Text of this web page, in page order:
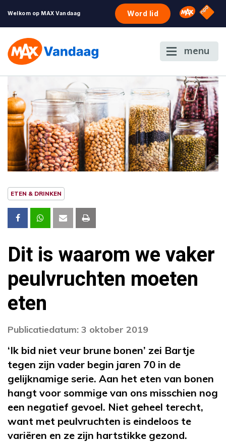
Welkom op MAX Vandaag Word lid Omroep
NPO
menu
ETEN & DRINKEN
Dit is waarom we vaker
peulvruchten moeten
eten
Publicatiedatum: 3 oktober 2019
‘Ik bid niet veur brune bonen’ zei Bartje
tegen zijn vader begin jaren 70 in de
gelijknamige serie. Aan het eten van bonen
hangt voor sommige van ons misschien nog
een negatief gevoel. Niet geheel terecht,
want met peulvruchten is eindeloos te
variëren en ze zijn hartstikke gezond.